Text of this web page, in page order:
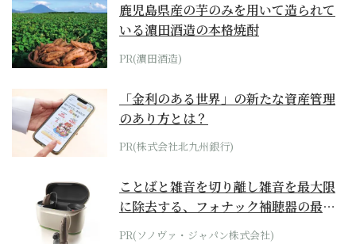
鹿児島県産の芋のみを用いて造られて
いる濵田酒造の本格焼酎
PR(濵田酒造)
「金利のある世界」の新たな資産管理
のあり方とは？
PR(株式会社北九州銀行)
ことばと雑音を切り離し雑音を最大限
に除去する、フォナック補聴器の最上
位モデル
PR(ソノヴァ・ジャパン株式会社)